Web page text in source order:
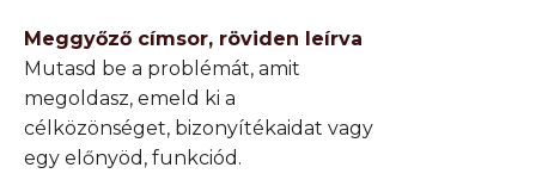
Meggyőző címsor, röviden leírva
Mutasd be a problémát, amit
megoldasz, emeld ki a
célközönséget, bizonyítékaidat vagy
egy előnyöd, funkciód.